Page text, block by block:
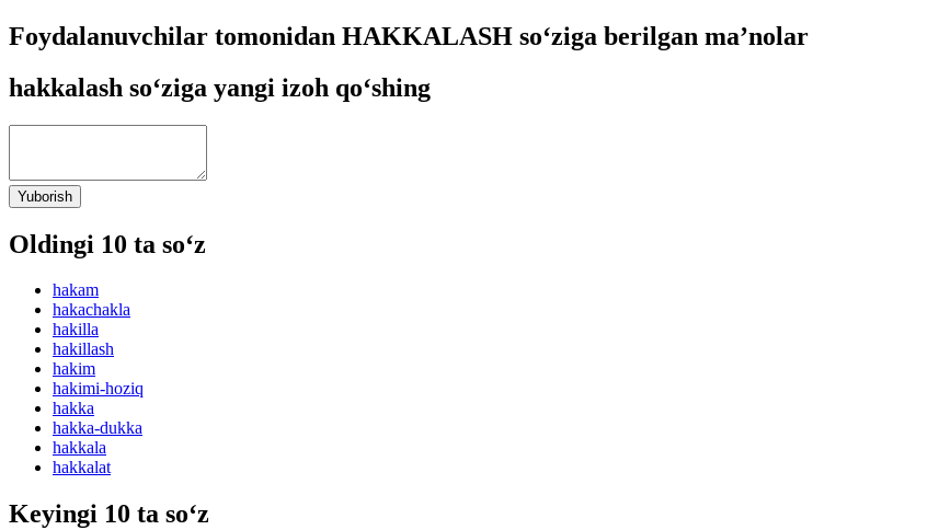
Foydalanuvchilar tomonidan HAKKALASH so‘ziga berilgan ma’nolar
hakkalash so‘ziga yangi izoh qo‘shing
Yuborish
Oldingi 10 ta so‘z
hakam
hakachakla
hakilla
hakillash
hakim
hakimi-hoziq
hakka
hakka-dukka
hakkala
hakkalat
Keyingi 10 ta so‘z